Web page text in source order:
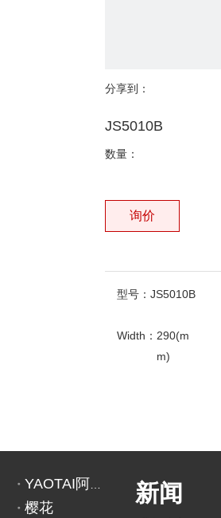
分享到：
JS5010B
数量：
询价
型号： JS5010B
Width： 290(m
m)
樱花
新闻